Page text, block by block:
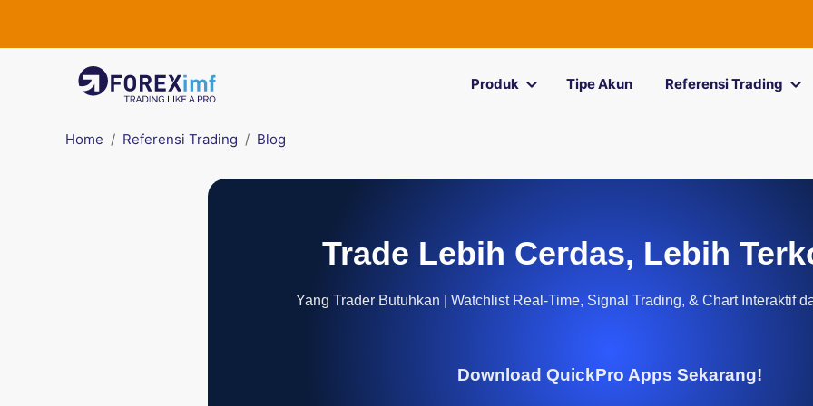
Produk Tipe Akun Referensi Trading
Home Referensi Trading Blog
Trade Lebih Cerdas, Lebih
Yang Trader Butuhkan | Watchlist Real-Time, Signal Trading, & Chart Interaktif
Download QuickPro Apps Sekarang!